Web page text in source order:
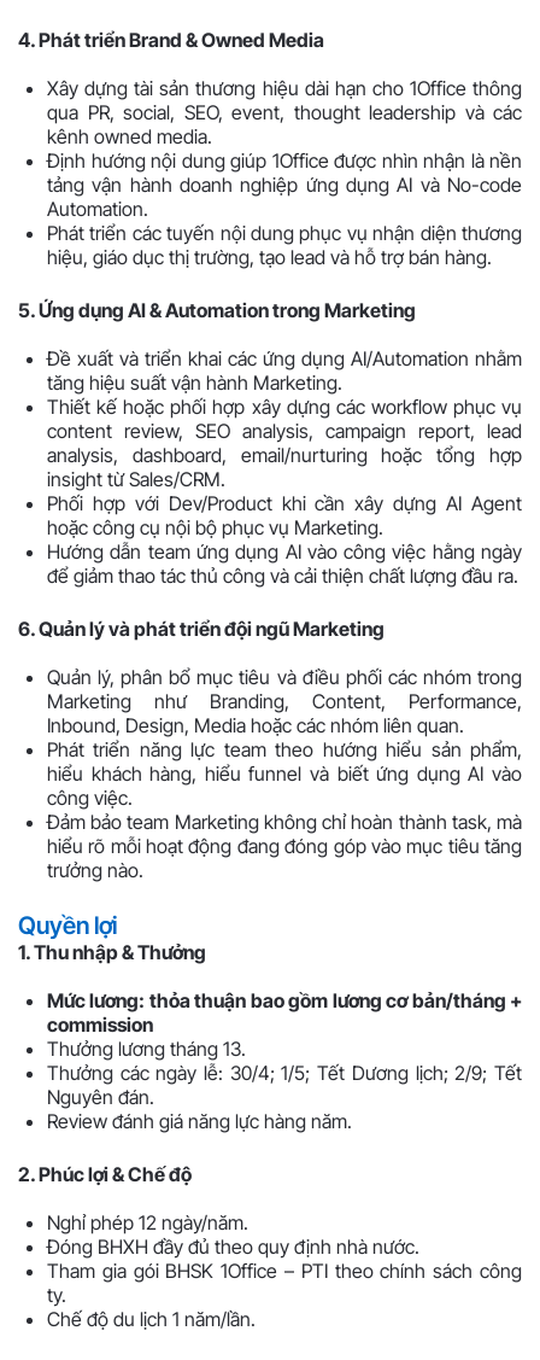
4. Phát triển Brand & Owned Media
Xây dựng tài sản thương hiệu dài hạn cho 1Office thông
qua PR, social, SEO, event, thought leadership và các
kênh owned media.
Định hướng nội dung giúp 1Office được nhìn nhận là nền
tảng vận hành doanh nghiệp ứng dụng AI và No-code
Automation.
Phát triển các tuyến nội dung phục vụ nhận diện thương
hiệu, giáo dục thị trường, tạo lead và hỗ trợ bán hàng.
5. Ứng dụng AI & Automation trong Marketing
Đề xuất và triển khai các ứng dụng AI/Automation nhằm
tăng hiệu suất vận hành Marketing.
Thiết kế hoặc phối hợp xây dựng các workflow phục vụ
content review, SEO analysis, campaign report, lead
analysis, dashboard, email/nurturing hoặc tổng hợp
insight từ Sales/CRM.
Phối hợp với Dev/Product khi cần xây dựng AI Agent
hoặc công cụ nội bộ phục vụ Marketing.
Hướng dẫn team ứng dụng AI vào công việc hằng ngày
để giảm thao tác thủ công và cải thiện chất lượng đầu ra.
6. Quản lý và phát triển đội ngũ Marketing
Quản lý, phân bổ mục tiêu và điều phối các nhóm trong
Marketing như Branding, Content, Performance,
Inbound, Design, Media hoặc các nhóm liên quan.
Phát triển năng lực team theo hướng hiểu sản phẩm,
hiểu khách hàng, hiểu funnel và biết ứng dụng AI vào
công việc.
Đảm bảo team Marketing không chỉ hoàn thành task, mà
hiểu rõ mỗi hoạt động đang đóng góp vào mục tiêu tăng
trưởng nào.
Quyền lợi
1. Thu nhập & Thưởng
Mức lương: thỏa thuận bao gồm lương cơ bản/tháng +
commission
Thưởng lương tháng 13.
Thưởng các ngày lễ: 30/4; 1/5; Tết Dương lịch; 2/9; Tết
Nguyên đán.
Review đánh giá năng lực hàng năm.
2. Phúc lợi & Chế độ
Nghỉ phép 12 ngày/năm.
Đóng BHXH đầy đủ theo quy định nhà nước.
Tham gia gói BHSK 1Office – PTI theo chính sách công
ty.
Chế độ du lịch 1 năm/lần.